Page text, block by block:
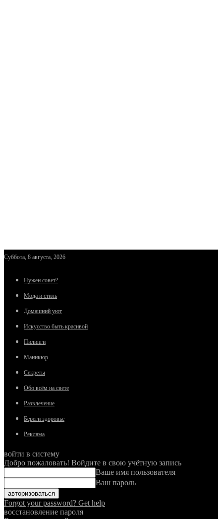
Суббота, 8 августа, 2026
Нужен совет?
Мода и стиль
Домашний уют
Искусство быть красивой
Пилинги
Маникюр
Секреты
Обо всём на свете
Развлечение
Береги здоровье
Реклама
войти в систему
Добро пожаловать! Войдите в свою учётную запись
Ваше имя пользователя
Ваш пароль
Forgot your password? Get help
восстановление пароля